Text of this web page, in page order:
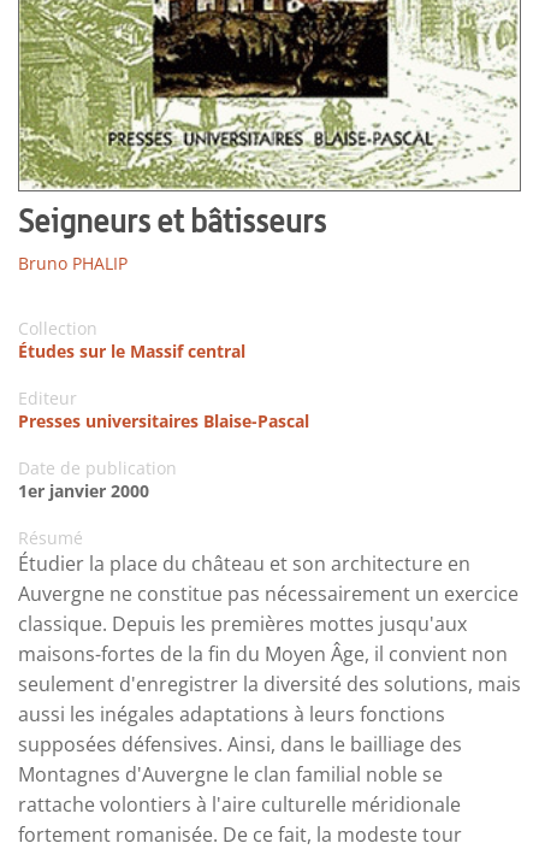
Seigneurs et bâtisseurs
Bruno PHALIP
Collection
Études sur le Massif central
Editeur
Presses universitaires Blaise-Pascal
Date de publication
1er janvier 2000
Résumé
Étudier la place du château et son architecture en
Auvergne ne constitue pas nécessairement un exercice
classique. Depuis les premières mottes jusqu'aux
maisons-fortes de la fin du Moyen Âge, il convient non
seulement d'enregistrer la diversité des solutions, mais
aussi les inégales adaptations à leurs fonctions
supposées défensives. Ainsi, dans le bailliage des
Montagnes d'Auvergne le clan familial noble se
rattache volontiers à l'aire culturelle méridionale
fortement romanisée. De ce fait, la modeste tour